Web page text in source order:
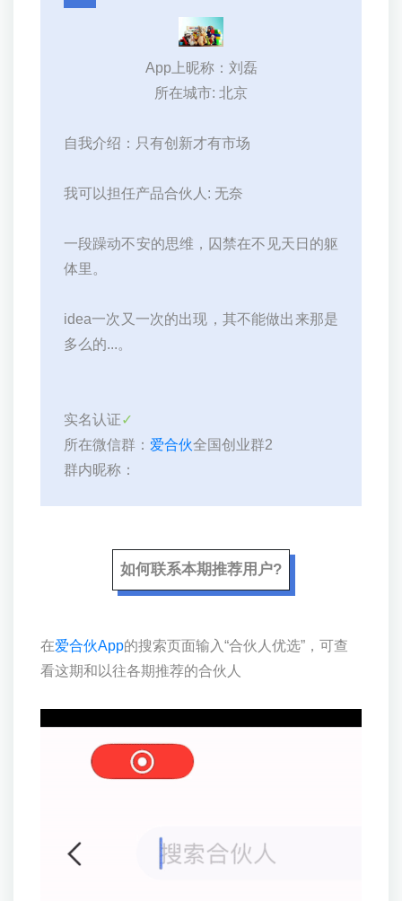
App上昵称：刘磊
所在城市: 北京
自我介绍：只有创新才有市场
我可以担任产品合伙人: 无奈
一段躁动不安的思维，囚禁在不见天日的躯
体里。
idea一次又一次的出现，其不能做出来那是
多么的...。
实名认证✓
所在微信群： 爱合伙全国创业群2
群内昵称：
如何联系本期推荐用户?
在爱合伙App的搜索页面输入“合伙人优选”，可查
看这期和以往各期推荐的合伙人